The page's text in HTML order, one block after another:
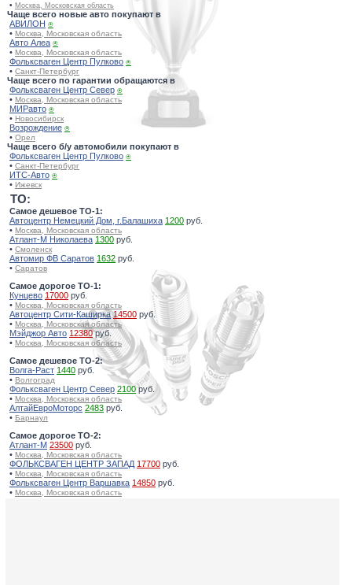
• Москва, Московская область
Чаще всего новые авто покупают в
АВИЛОН ⍟
• Москва, Московская область
Авто Алеа ⍟
• Москва, Московская область
Фольксваген Центр Пулково ⍟
• Санкт-Петербург
Чаще всего по гарантии обращаются в
Фольксваген Центр Север ⍟
• Москва, Московская область
МИРавто ⍟
• Новосибирск
Возрождение ⍟
• Орел
Чаще всего б/у автомобили покупают в
Фольксваген Центр Пулково ⍟
• Санкт-Петербург
ИТС-Авто ⍟
• Ижевск
TO:
Самое дешевое ТО-1:
Автоцентр Немецкий Дом, г.Балашиха 1200 руб.
• Москва, Московская область
Атлант-М Николаева 1300 руб.
• Смоленск
Автомир ФВ Саратов 1632 руб.
• Саратов
Самое дорогое ТО-1:
Кунцево 17000 руб.
• Москва, Московская область
Автоцентр Сити-Каширка 14500 руб.
• Москва, Московская область
Мэйджор Авто 12380руб.
• Москва, Московская область
Самое дешевое ТО-2:
Волга-Раст 1440 руб.
• Волгоград
Фольксваген Центр Север 2100руб.
• Москва, Московская область
АлтайЕвроМоторс 2483 руб.
• Барнаул
Самое дорогое ТО-2:
Атлант-М 23500 руб.
• Москва, Московская область
ФОЛЬКСВАГЕН ЦЕНТР ЗАПАД 17700 руб.
• Москва, Московская область
Фольксваген Центр Варшавка 14850 руб.
• Москва, Московская область